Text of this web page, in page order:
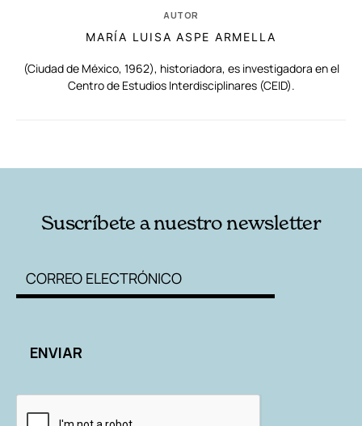
AUTOR
MARÍA LUISA ASPE ARMELLA
(Ciudad de México, 1962), historiadora, es investigadora en el
Centro de Estudios Interdisciplinares (CEID).
Suscríbete a nuestro newsletter